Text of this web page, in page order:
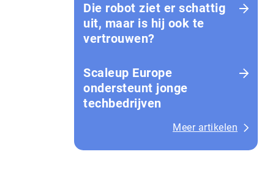
Die robot ziet er schattig
uit, maar is hij ook te
vertrouwen?
Scaleup Europe
ondersteunt jonge
techbedrijven
Meer artikelen